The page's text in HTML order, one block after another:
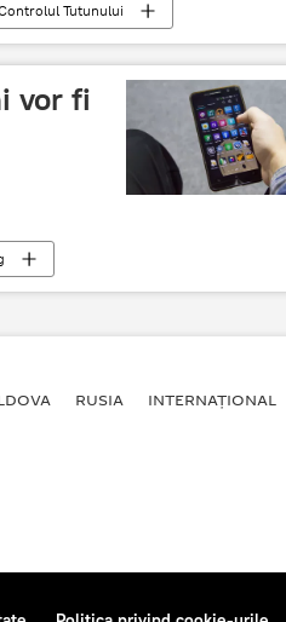
Tutunului
vor fi
RUSIA INTERNAȚIONAL